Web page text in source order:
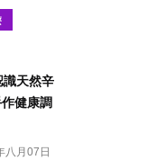
識天然辛
健康調
八月07日